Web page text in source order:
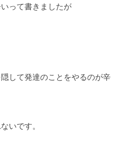
って書きましたが
して発達のことをやるのが辛
いです。